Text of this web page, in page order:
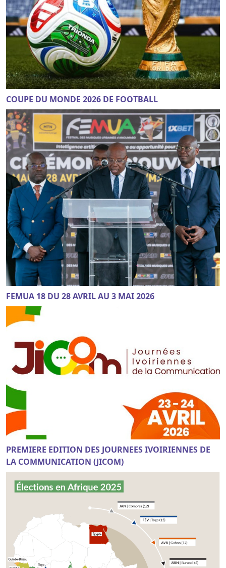
COUPE DU MONDE 2026 DE FOOTBALL
FEMUA 18 DU 28 AVRIL AU 3 MAI 2026
PREMIERE EDITION DES JOURNEES IVOIRIENNES DE
LA COMMUNICATION (JICOM)